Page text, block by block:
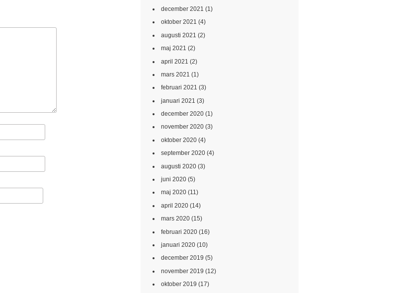
december 2021 (1)
oktober 2021 (4)
augusti 2021 (2)
maj 2021 (2)
april 2021 (2)
mars 2021 (1)
februari 2021 (3)
januari 2021 (3)
december 2020(1)
november 2020(3)
oktober 2020(4)
september 2020(4)
augusti 2020(3)
juni 2020(5)
maj 2020(11)
april 2020(14)
mars 2020(15)
februari 2020(16)
januari 2020(10)
december 2019 (5)
november 2019 (12)
oktober 2019 (17)